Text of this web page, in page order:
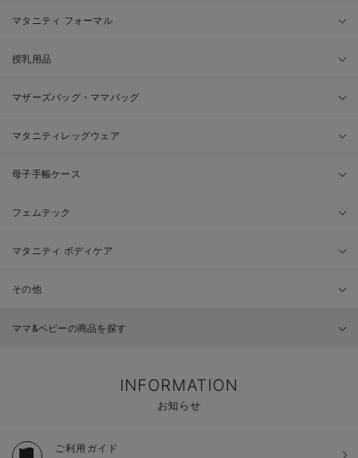
マタニティ フォーマル
授乳用品
マザーズバッグ・ママバッグ
マタニティレッグウェア
母子手帳ケース
フェムテック
マタニティ ボディケア
その他
ママ&ベビーの商品を探す
INFORMATION
お知らせ
ご利用ガイド